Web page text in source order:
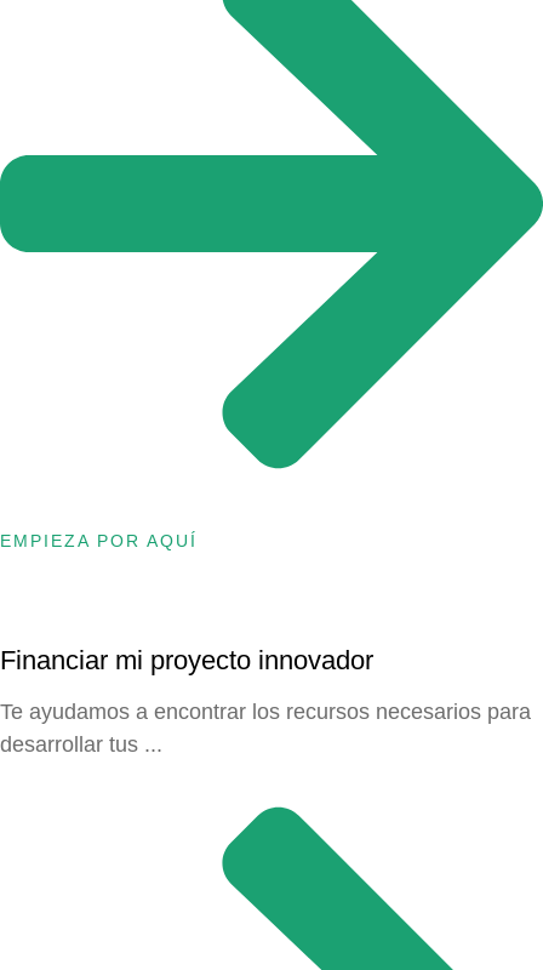
EMPIEZA POR AQUÍ
Financiar mi proyecto innovador
Te ayudamos a encontrar los recursos necesarios para
desarrollar tus ...